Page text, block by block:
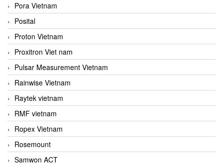
Pora Vietnam
Posital
Proton Vietnam
Proxitron Viet nam
Pulsar Measurement Vietnam
Rainwise Vietnam
Raytek vietnam
RMF vietnam
Ropex Vietnam
Rosemount
Samwon ACT